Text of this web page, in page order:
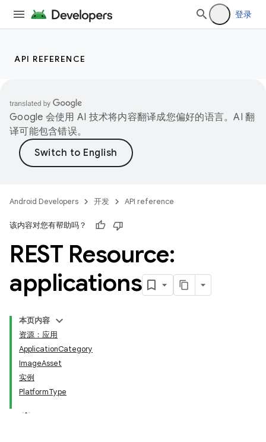
登录
API REFERENCE
Google 会使用 AI 技术将内容翻译成您偏好的语言。AI 翻
译可能包含错误。
Android Developers 开发 API reference
该内容对您有帮助吗？
REST Resource:
applications
本页内容
资源：应用
ApplicationCategory
ImageAsset
实例
PlatformType